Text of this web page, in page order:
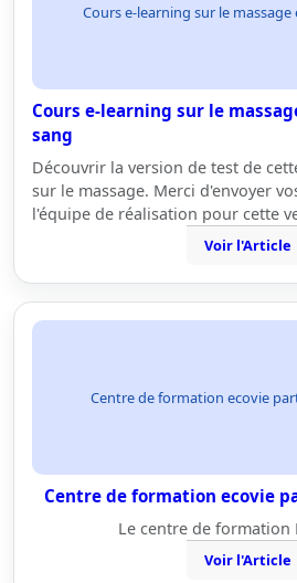
Cours e-learning sur le massage
Cours e-learning sur le
sang
Découvrir la version de test de
sur le massage. Merci d'envoyer
l'équipe de réalisation pour cette
Voir l'Article
Centre de formation ecovie
Centre de formation ecovie
Le centre de formation
Voir l'Article